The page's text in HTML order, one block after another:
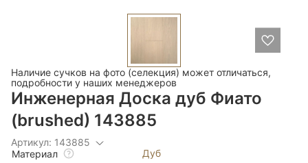
Наличие сучков на фото (селекция) может отличаться,
подробности у наших менеджеров
Инженерная Доска дуб Фиато
(brushed) 143885
Артикул: 143885
Материал
Дуб